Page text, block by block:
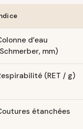
d’eau
mm)
(RET / g)
étanchées